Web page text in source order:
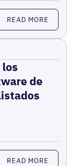
READ MORE
de
READ MORE